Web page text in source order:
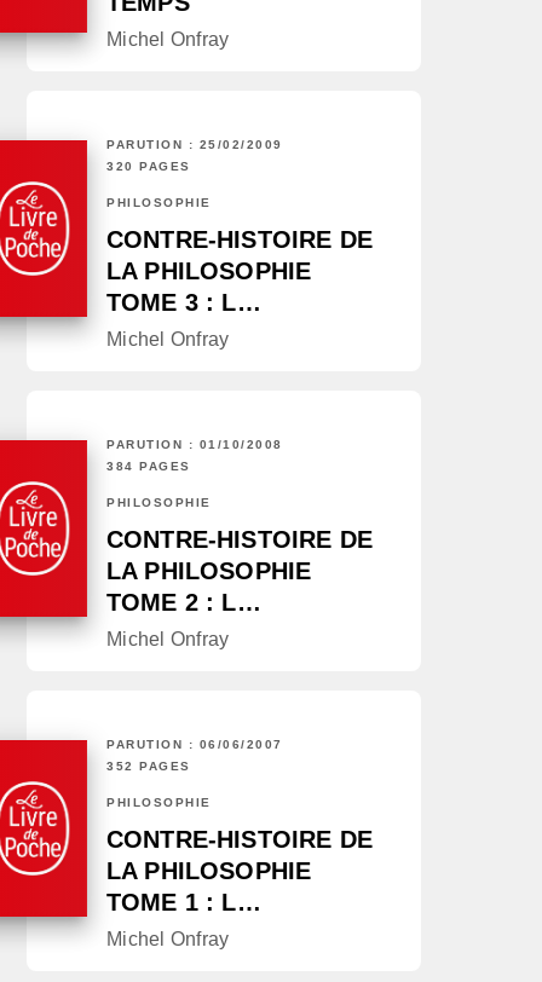
Michel Onfray
PARUTION : 25/02/2009
320 PAGES
PHILOSOPHIE
CONTRE-HISTOIRE DE
LA PHILOSOPHIE
TOME 3 : L…
Michel Onfray
PARUTION : 01/10/2008
384 PAGES
PHILOSOPHIE
CONTRE-HISTOIRE DE
LA PHILOSOPHIE
TOME 2 : L…
Michel Onfray
PARUTION : 06/06/2007
352 PAGES
PHILOSOPHIE
CONTRE-HISTOIRE DE
LA PHILOSOPHIE
TOME 1 : L…
Michel Onfray